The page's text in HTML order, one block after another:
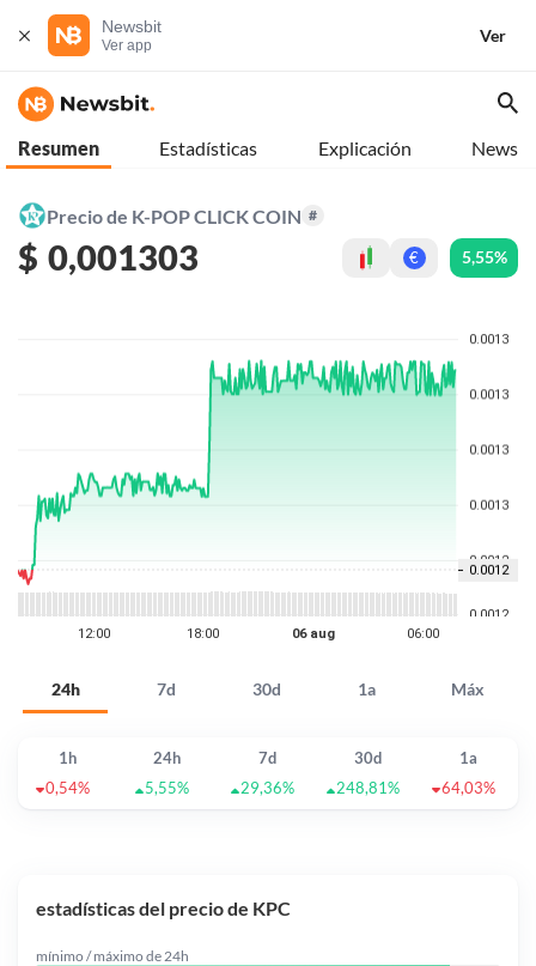
Newsbit
Ver app
Ver
Resumen Estadísticas Explicación News
Precio de K-POP CLICK COIN #
$ 0,001303 € 5,55%
24h 7d 30d 1a Máx
1h 24h 7d 30d
1a
0,54%
5,55% 29,36% 248,81% 64,03%
estadísticas del precio de KPC
mínimo / máximo de 24h